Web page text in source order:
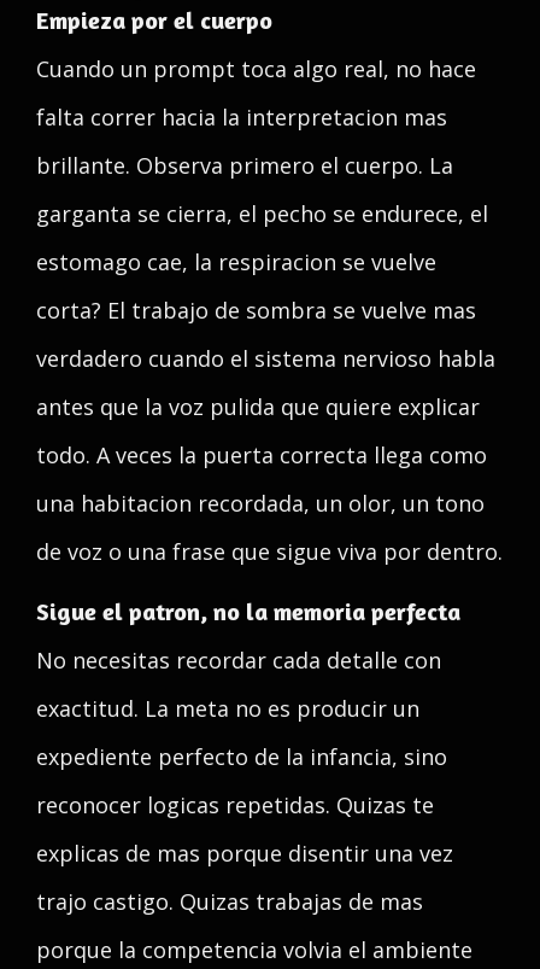
Empieza por el cuerpo
Cuando un prompt toca algo real, no hace
falta correr hacia la interpretacion mas
brillante. Observa primero el cuerpo. La
garganta se cierra, el pecho se endurece, el
estomago cae, la respiracion se vuelve
corta? El trabajo de sombra se vuelve mas
verdadero cuando el sistema nervioso habla
antes que la voz pulida que quiere explicar
todo. A veces la puerta correcta llega como
una habitacion recordada, un olor, un tono
de voz o una frase que sigue viva por dentro.
Sigue el patron, no la memoria perfecta
No necesitas recordar cada detalle con
exactitud. La meta no es producir un
expediente perfecto de la infancia, sino
reconocer logicas repetidas. Quizas te
explicas de mas porque disentir una vez
trajo castigo. Quizas trabajas de mas
porque la competencia volvia el ambiente